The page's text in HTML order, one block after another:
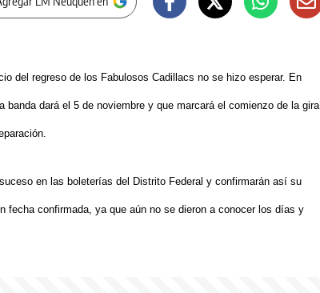
del regreso de los Fabulosos Cadillacs no se hizo esperar. En
dará el 5 de noviembre y que marcará el comienzo de la gira
en las boleterías del Distrito Federal y confirmarán así su
confirmada, ya que aún no se dieron a conocer los días y